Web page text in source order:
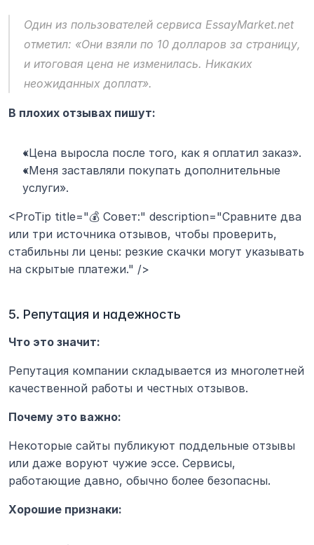
Один из пользователей сервиса EssayMarket.net
отметил: «Они взяли по 10 долларов за страницу,
и итоговая цена не изменилась. Никаких
неожиданных доплат».
В плохих отзывах пишут:
«Цена выросла после того, как я оплатил заказ».
«Меня заставляли покупать дополнительные
услуги».
<ProTip title="💰 Совет:" description="Сравните два
или три источника отзывов, чтобы проверить,
стабильны ли цены: резкие скачки могут указывать
на скрытые платежи." />
5. Репутация и надежность
Что это значит:
Репутация компании складывается из многолетней
качественной работы и честных отзывов.
Почему это важно:
Некоторые сайты публикуют поддельные отзывы
или даже воруют чужие эссе. Сервисы,
работающие давно, обычно более безопасны.
Хорошие признаки: